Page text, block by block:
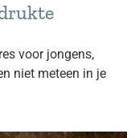
voor jongens,
niet meteen in je